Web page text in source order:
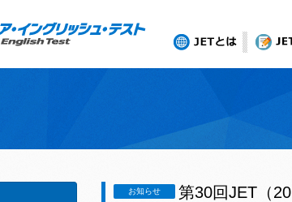
第30回JET（
お知らせ